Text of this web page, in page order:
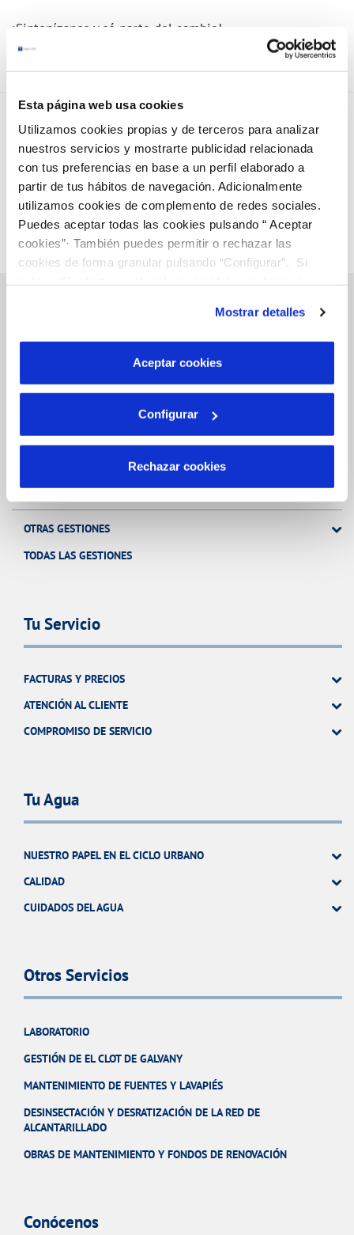
Esta página web usa cookies
Utilizamos cookies propias y de terceros para analizar
nuestros servicios y mostrarte publicidad relacionada
con tus preferencias en base a un perfil elaborado a
partir de tus hábitos de navegación. Adicionalmente
utilizamos cookies de complemento de redes sociales.
Puedes aceptar todas las cookies pulsando “ Aceptar
cookies”· También puedes permitir o rechazar las
cookies de forma granular pulsando “Configurar”. Si
son indispensables para que el sitio web funcione y que
por tanto no se pueden desactivar. Puedes consultar
más información en nuestraPolítica de Cookies
Mostrar detalles
Aceptar cookies
Configurar
Rechazar cookies
¡Sintonízanos y sé parte del cambio!
Gestiones Online
OTRAS GESTIONES
TODAS LAS GESTIONES
Tu Servicio
FACTURAS Y PRECIOS
ATENCIÓN AL CLIENTE
COMPROMISO DE SERVICIO
Tu Agua
NUESTRO PAPEL EN EL CICLO URBANO
CALIDAD
CUIDADOS DEL AGUA
Otros Servicios
LABORATORIO
GESTIÓN DE EL CLOT DE GALVANY
MANTENIMIENTO DE FUENTES Y LAVAPIÉS
DESINSECTACIÓN Y DESRATIZACIÓN DE LA RED DE
ALCANTARILLADO
OBRAS DE MANTENIMIENTO Y FONDOS DE RENOVACIÓN
Conócenos